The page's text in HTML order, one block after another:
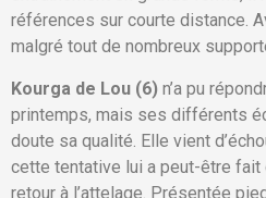
références sur courte distance.
malgré tout de nombreux
Kourga de Lou (6) n’a pu
printemps, mais ses différents
doute sa qualité. Elle vient
cette tentative lui a peut-être fait
retour à l’attelage. Présentée